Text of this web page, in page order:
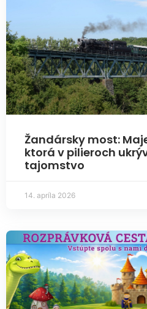
Žandársky most:
ktorá v pilieroch
tajomstvo
14. apríla 2026